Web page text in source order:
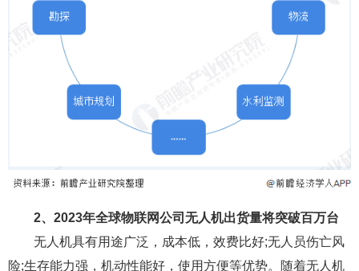
2、2023年全球物联网公司无人机出货量将突破百万台
无人机具有用途广泛，成本低，效费比好;无人员伤亡风
险;生存能力强，机动性能好，使用方便等优势。随着无人机